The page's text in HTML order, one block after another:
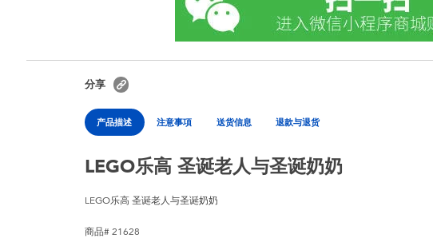
分享
产品描述 注意事項 送货信息 退款与退货
LEGO乐高 圣诞老人与圣诞奶奶
LEGO乐高 圣诞老人与圣诞奶奶
商品# 21628